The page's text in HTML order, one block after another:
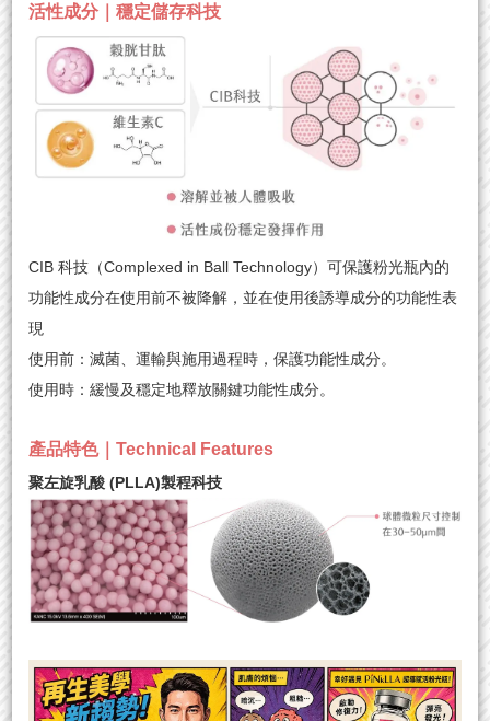
活性成分｜穩定儲存科技
CIB 科技（Complexed in Ball Technology）可保護粉光瓶內的
功能性成分在使用前不被降解，並在使用後誘導成分的功能性表
現
使用前：滅菌、運輸與施用過程時，保護功能性成分。
使用時：緩慢及穩定地釋放關鍵功能性成分。
產品特色｜Technical Features
聚左旋乳酸 (PLLA)製程科技